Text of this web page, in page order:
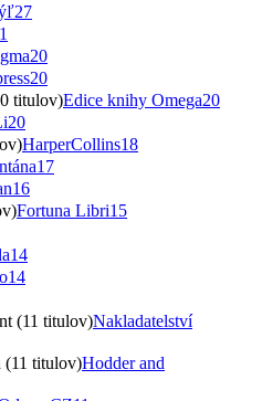
27
20
20
titulov)Edice knihy Omega20
20
HarperCollins18
17
16
Fortuna Libri15
14
14
(11 titulov)Nakladatelství
(11 titulov)Hodder and